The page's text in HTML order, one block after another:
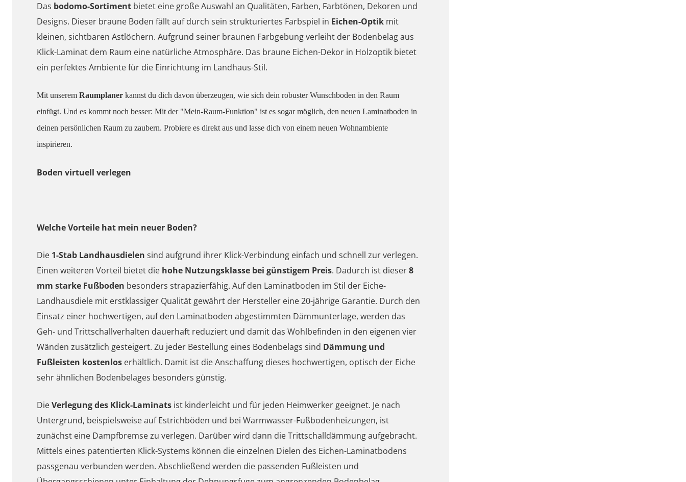
Das bodomo-Sortiment bietet eine große Auswahl an Qualitäten, Farben, Farbtönen, Dekoren und
Designs. Dieser braune Boden fällt auf durch sein strukturiertes Farbspiel in Eichen-Optik mit
kleinen, sichtbaren Astlöchern. Aufgrund seiner braunen Farbgebung verleiht der Bodenbelag aus
Klick-Laminat dem Raum eine natürliche Atmosphäre. Das braune Eichen-Dekor in Holzoptik bietet
ein perfektes Ambiente für die Einrichtung im Landhaus-Stil.
Mit unserem Raumplaner kannst du dich davon überzeugen, wie sich dein robuster Wunschboden in den Raum
einfügt. Und es kommt noch besser: Mit der "Mein-Raum-Funktion" ist es sogar möglich, den neuen Laminatboden in
deinen persönlichen Raum zu zaubern. Probiere es direkt aus und lasse dich von einem neuen Wohnambiente
inspirieren.
Boden virtuell verlegen
Welche Vorteile hat mein neuer Boden?
Die 1-Stab Landhausdielen sind aufgrund ihrer Klick-Verbindung einfach und schnell zur verlegen.
Einen weiteren Vorteil bietet die hohe Nutzungsklasse bei günstigem Preis. Dadurch ist dieser8
mm starke Fußboden besonders strapazierfähig. Auf den Laminatboden im Stil der Eiche-
Landhausdiele mit erstklassiger Qualität gewährt der Hersteller eine 20-jährige Garantie. Durch den
Einsatz einer hochwertigen, auf den Laminatboden abgestimmten Dämmunterlage, werden das
Geh- und Trittschallverhalten dauerhaft reduziert und damit das Wohlbefinden in den eigenen vier
Wänden zusätzlich gesteigert. Zu jeder Bestellung eines Bodenbelags sind Dämmung und
Fußleisten kostenlos erhältlich. Damit ist die Anschaffung dieses hochwertigen, optisch der Eiche
sehr ähnlichen Bodenbelages besonders günstig.
DieVerlegung des Klick-Laminats ist kinderleicht und für jeden Heimwerker geeignet. Je nach
Untergrund, beispielsweise auf Estrichböden und bei Warmwasser-Fußbodenheizungen, ist
zunächst eine Dampfbremse zu verlegen. Darüber wird dann die Trittschalldämmung aufgebracht.
Mittels eines patentierten Klick-Systems können die einzelnen Dielen des Eichen-Laminatbodens
passgenau verbunden werden. Abschließend werden die passenden Fußleisten und